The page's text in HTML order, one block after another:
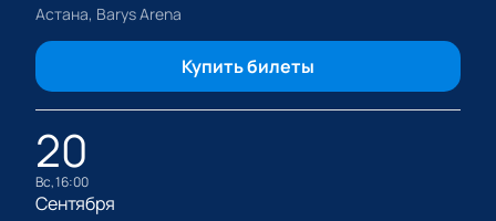
Астана, Barys Arena
Купить билеты
20
вс, 16:00
Сентября